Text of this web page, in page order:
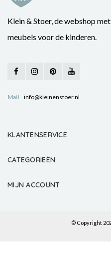
Klein & Stoer, de webshop
meubels voor de kinderen.
Mail info@kleinenstoer.nl
KLANTENSERVICE
CATEGORIEËN
MIJN ACCOUNT
© Copyright